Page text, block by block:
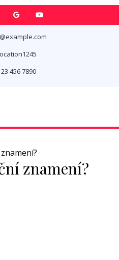
456 7890
znamení?